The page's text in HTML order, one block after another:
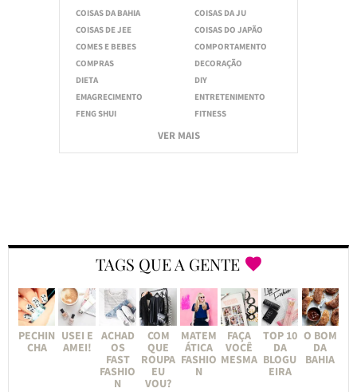
COISAS DA BAHIA
COISAS DA JU
COISAS DE JEE
COISAS DO JAPÃO
COMES E BEBES
COMPORTAMENTO
COMPRAS
DECORAÇÃO
DIETA
DIY
EMAGRECIMENTO
ENTRETENIMENTO
FENG SHUI
FITNESS
VER MAIS
TAGS QUE A GENTE
PECHIN
CHA
USEI E
AMEI!
ACHAD
OS
FAST
FASHIO
N
COM
QUE
ROUPA
EU
VOU?
MATEM
ÁTICA
FASHIO
N
FAÇA
VOCÊ
MESMA
TOP 10
DA
BLOGU
EIRA
O BOM
DA
BAHIA